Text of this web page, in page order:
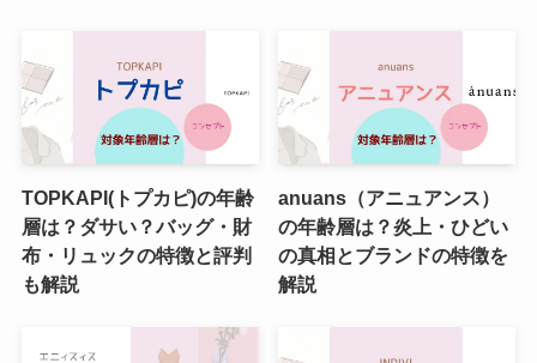
TOPKAPI(トプカピ)の年齢
層は？ダサい？バッグ・財
布・リュックの特徴と評判
も解説
anuans（アニュアンス）
の年齢層は？炎上・ひどい
の真相とブランドの特徴を
解説